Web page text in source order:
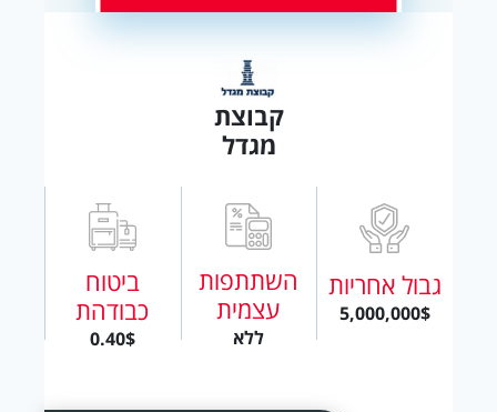
קבוצת
מגדל
גבול אחריות
5,000,000$
השתתפות
עצמית
ללא
ביטוח
כבודהת
0.40$